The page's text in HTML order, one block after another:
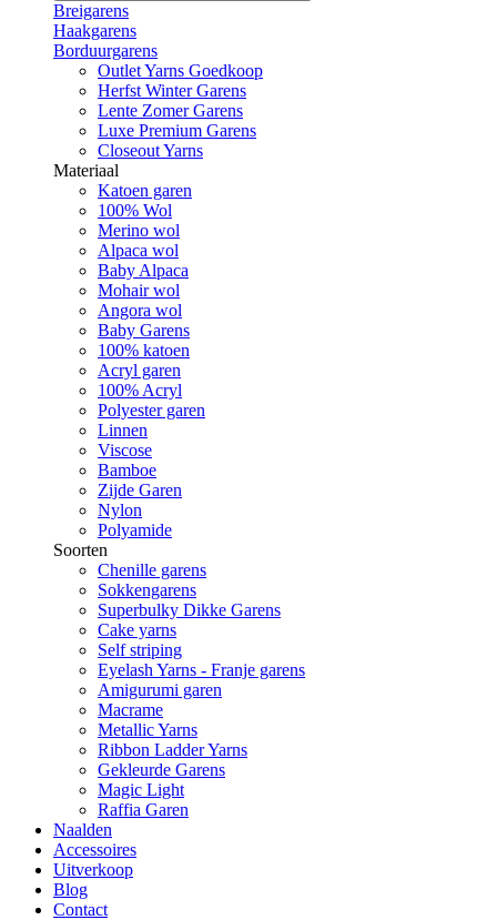
Breigarens
Haakgarens
Borduurgarens
Outlet Yarns Goedkoop
Herfst Winter Garens
Lente Zomer Garens
Luxe Premium Garens
Closeout Yarns
Materiaal
Katoen garen
100% Wol
Merino wol
Alpaca wol
Baby Alpaca
Mohair wol
Angora wol
Baby Garens
100% katoen
Acryl garen
100% Acryl
Polyester garen
Linnen
Viscose
Bamboe
Zijde Garen
Nylon
Polyamide
Soorten
Chenille garens
Sokkengarens
Superbulky Dikke Garens
Cake yarns
Self striping
Eyelash Yarns - Franje garens
Amigurumi garen
Macrame
Metallic Yarns
Ribbon Ladder Yarns
Gekleurde Garens
Magic Light
Raffia Garen
Naalden
Accessoires
Uitverkoop
Blog
Contact